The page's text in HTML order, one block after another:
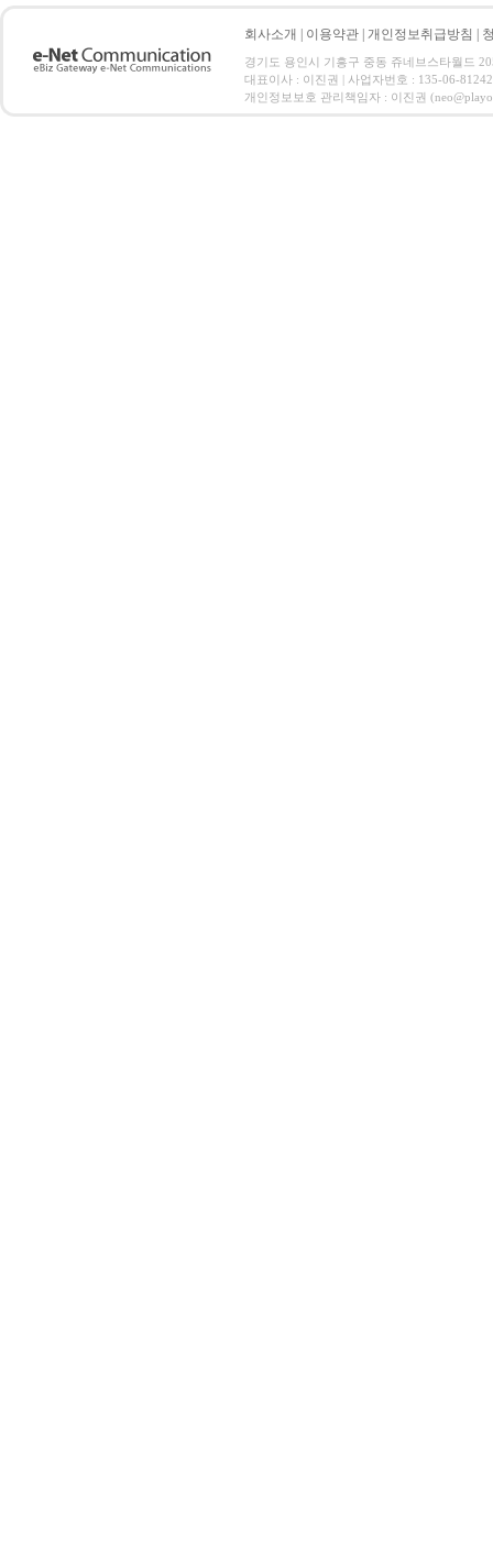
회사소개 이용약관 개인정보취급방침
경기도 용인시 기흥구 중동 쥬네브스타월드
대표이사 : 이진권 | 사업자번호 : 135-06-
개인정보보호 관리책임자 : 이진권